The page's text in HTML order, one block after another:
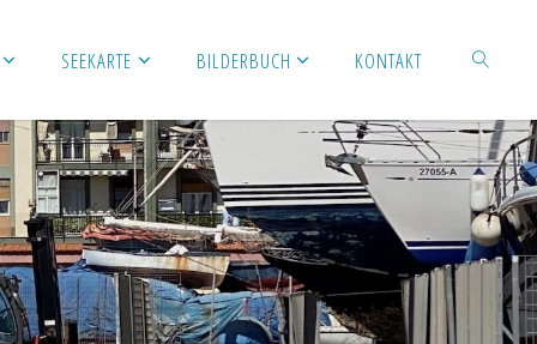
SEEKARTE BILDERBUCH KONTAKT